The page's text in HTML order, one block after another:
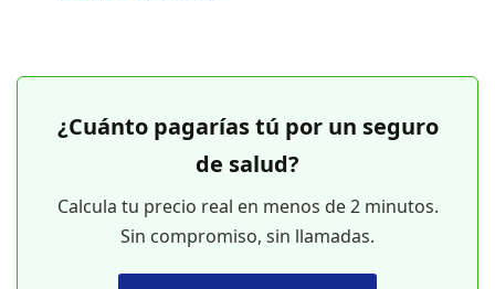
¿Cuánto pagarías tú por un seguro
de salud?
Calcula tu precio real en menos de 2 minutos.
Sin compromiso, sin llamadas.